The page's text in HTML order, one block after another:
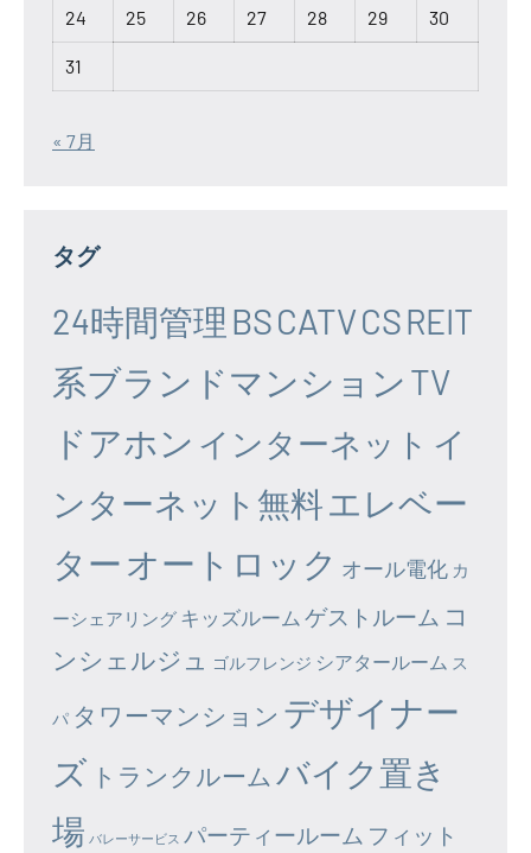
24 25 26 27 28 29 30
31
« 7月
タグ
24時間管理 BSCATVCSREIT
系ブランドマンション TV
ドアホン インターネット イ
ンターネット無料エレベー
ター オートロック オール電化 カ
ーシェアリング キッズルーム ゲストルーム コ
ンシェルジュ
ゴルフレンジ シアタールーム ス
パ タワーマンション デザイナー
ズ トランクルーム バイク置き
場 バレーサービス パーティールーム フィット